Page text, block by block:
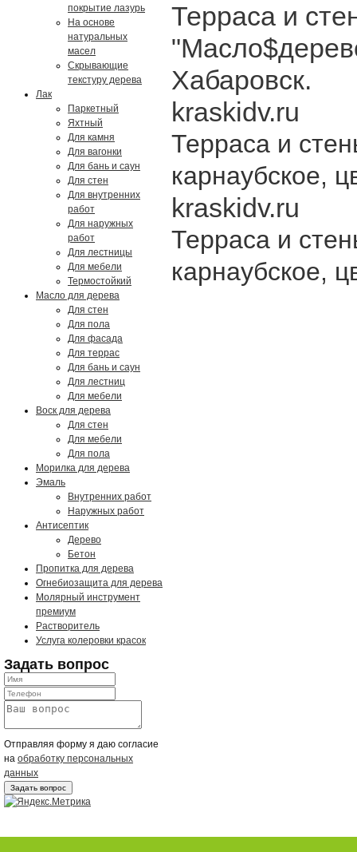
покрытие лазурь
На основе
натуральных
масел
Скрывающие
текстуру дерева
Лак
Паркетный
Яхтный
Для камня
Для вагонки
Для бань и саун
Для стен
Для внутренних
работ
Для наружных
работ
Для лестницы
Для мебели
Термостойкий
Масло для дерева
Для стен
Для пола
Для фасада
Для террас
Для бань и саун
Для лестниц
Для мебели
Воск для дерева
Для стен
Для мебели
Для пола
Морилка для дерева
Эмаль
Внутренних работ
Наружных работ
Антисептик
Дерево
Бетон
Пропитка для дерева
Огнебиозащита для дерева
Молярный инструмент
премиум
Растворитель
Услуга колеровки красок
Задать вопрос
Отправляя форму я даю согласие
на обработку персональных
данных
Терраса и
Хабаровск.
Терраса и
карнаубское,
Терраса и
карнаубское,